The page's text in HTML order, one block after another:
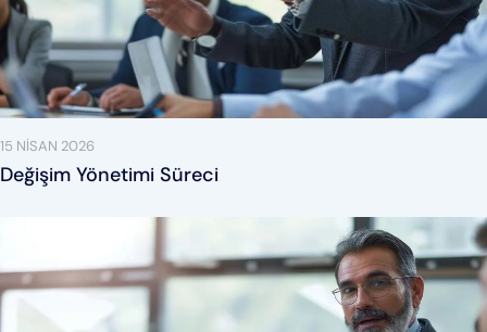
15 NISAN 2026
Değişim Yönetimi Süreci